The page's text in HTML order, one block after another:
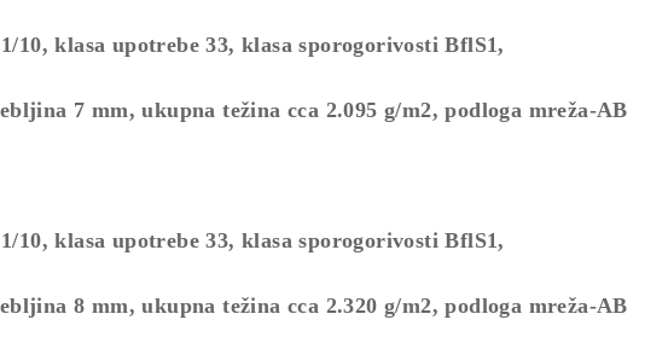
10, klasa upotrebe 33, klasa sporogorivosti BflS1,
7 mm, ukupna težina cca 2.095 g/m2, podloga mreža-AB
10, klasa upotrebe 33, klasa sporogorivosti BflS1,
8 mm, ukupna težina cca 2.320 g/m2, podloga mreža-AB